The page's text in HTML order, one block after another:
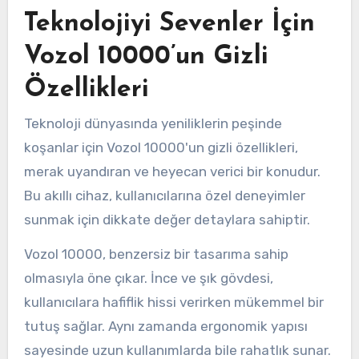
Teknolojiyi Sevenler İçin
Vozol 10000’un Gizli
Özellikleri
Teknoloji dünyasında yeniliklerin peşinde
koşanlar için Vozol 10000'un gizli özellikleri,
merak uyandıran ve heyecan verici bir konudur.
Bu akıllı cihaz, kullanıcılarına özel deneyimler
sunmak için dikkate değer detaylara sahiptir.
Vozol 10000, benzersiz bir tasarıma sahip
olmasıyla öne çıkar. İnce ve şık gövdesi,
kullanıcılara hafiflik hissi verirken mükemmel bir
tutuş sağlar. Aynı zamanda ergonomik yapısı
sayesinde uzun kullanımlarda bile rahatlık sunar.